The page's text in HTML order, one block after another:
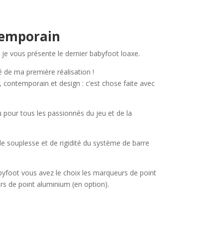
vous présente le dernier babyfoot loaxe.
de ma première réalisation !
et design : c’est chose faite avec
tous les passionnés du jeu et de la
souplesse et de rigidité du système de barre
vous avez le choix les marqueurs de point
de point aluminium (en option).